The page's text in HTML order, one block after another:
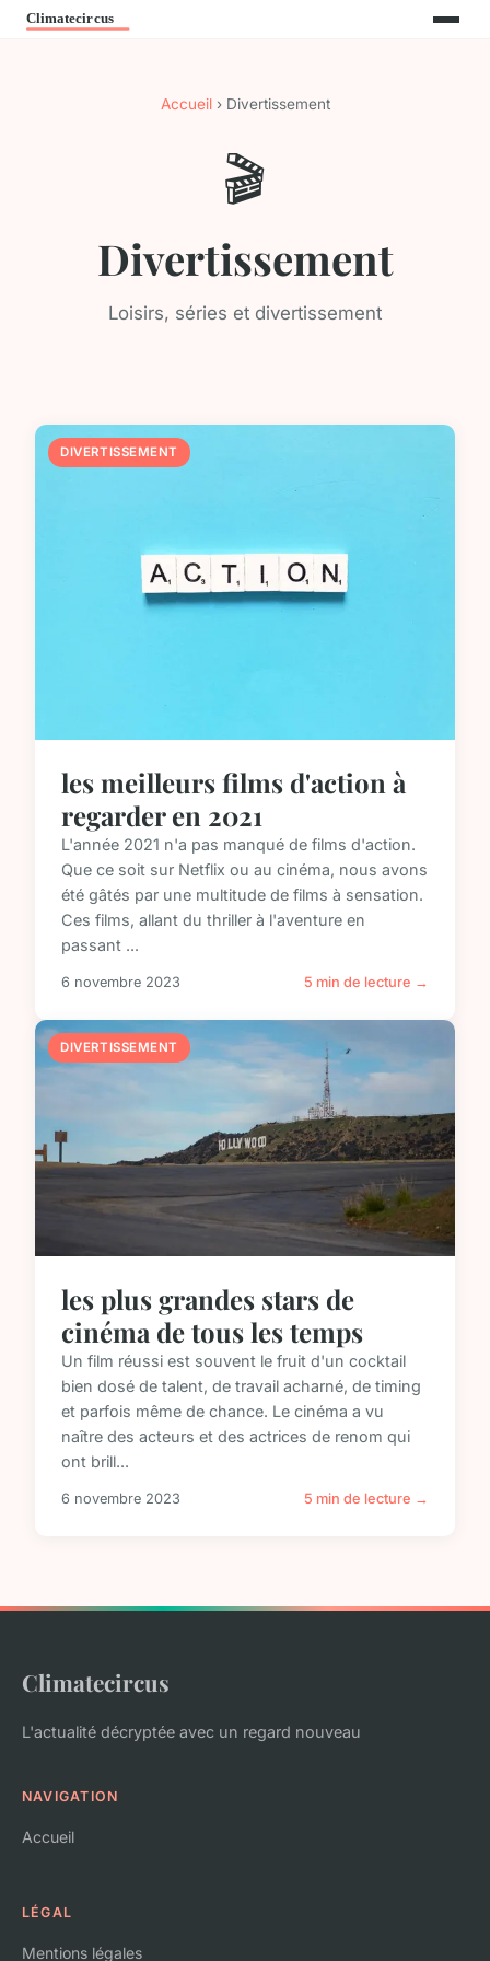
Accueil› Divertissement
🎬
Divertissement
Loisirs, séries et divertissement
DIVERTISSEMENT
les meilleurs films d'action à
regarder en 2021
L'année 2021 n'a pas manqué de films d'action.
Que ce soit sur Netflix ou au cinéma, nous avons
été gâtés par une multitude de films à sensation.
Ces films, allant du thriller à l'aventure en
passant ...
6 novembre 2023 5 min de lecture →
DIVERTISSEMENT
les plus grandes stars de
cinéma de tous les temps
Un film réussi est souvent le fruit d'un cocktail
bien dosé de talent, de travail acharné, de timing
et parfois même de chance. Le cinéma a vu
naître des acteurs et des actrices de renom qui
ont brill...
6 novembre 2023 5 min de lecture →
Climatecircus
L'actualité décryptée avec un regard nouveau
NAVIGATION
Accueil
LÉGAL
Mentions légales